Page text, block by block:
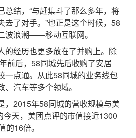
结，“与赶集斗了那么多年，将
去了对手。”也正是这个时候，58
波浪潮——移动互联网。
经历也更多放在了并购上。除
前后，58同城先后收购了安居
一点通。从此58同城的业务线包
汽车等多个领域。
2015年58同城的营收规模与美
今天，美团点评的市值接近1300
的16倍。